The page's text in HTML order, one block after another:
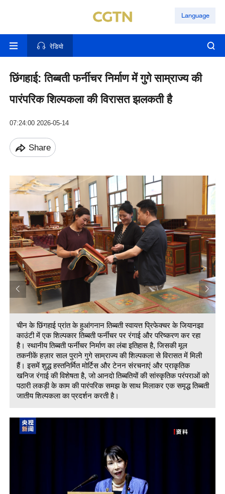
Language
रेडियो
छिंगहाई: तिब्बती फर्नीचर निर्माण में गुगे साम्राज्य की
पारंपरिक शिल्पकला की विरासत झलकती है
07:24:00 2026-05-14
Share
चीन के छिंगहाई प्रांत के हुआंगनान तिब्बती स्वायत्त प्रिफेक्चर के जियानझा
काउंटी में एक शिल्पकार तिब्बती फर्नीचर पर रंगाई और परिष्करण कर रहा
है। स्थानीय तिब्बती फर्नीचर निर्माण का लंबा इतिहास है, जिसकी मूल
तकनीकें हज़ार साल पुराने गुगे साम्राज्य की शिल्पकला से विरासत में मिली
हैं। इसमें शुद्ध हस्तनिर्मित मोर्टिस और टेनन संरचनाएं और प्राकृतिक
खनिज रंगाई की विशेषता है, जो आनदो तिब्बतियों की सांस्कृतिक परंपराओं को
पठारी लकड़ी के काम की पारंपरिक समझ के साथ मिलाकर एक समृद्ध तिब्बती
जातीय शिल्पकला का प्रदर्शन करती है।